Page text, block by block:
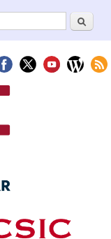
de
Buscar